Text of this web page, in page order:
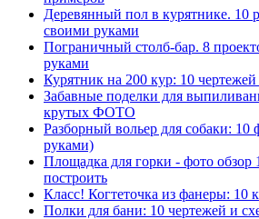
Деревянный пол в курятнике. 10
своими руками
Пограничный столб-бар. 8
руками
Курятник на 200 кур: 10
Забавные поделки для
крутых ФОТО
Разборный вольер для собаки: 10
руками)
Площадка для горки - фото обзор
построить
Класс! Когтеточка из фанеры: 10
Полки для бани: 10 чертежей и